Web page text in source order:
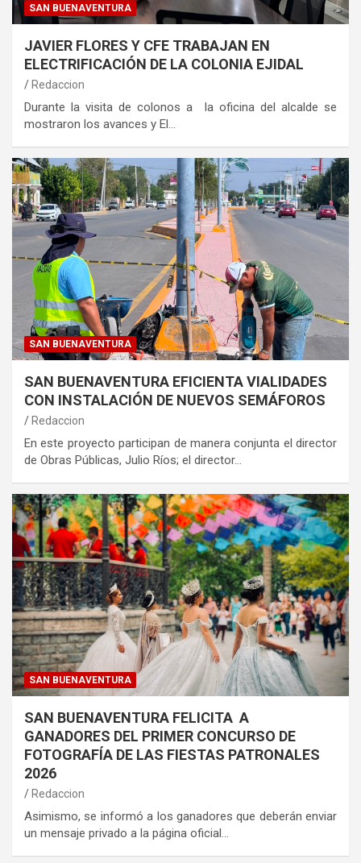
SAN BUENAVENTURA
JAVIER FLORES Y CFE TRABAJAN EN
ELECTRIFICACIÓN DE LA COLONIA EJIDAL
Redaccion
Durante la visita de colonos a la oficina del alcalde se
mostraron los avances y El…
SAN BUENAVENTURA
SAN BUENAVENTURA EFICIENTA VIALIDADES
CON INSTALACIÓN DE NUEVOS SEMÁFOROS
Redaccion
En este proyecto participan de manera conjunta el director
de Obras Públicas, Julio Ríos; el director…
SAN BUENAVENTURA
SAN BUENAVENTURA FELICITA A
GANADORES DEL PRIMER CONCURSO DE
FOTOGRAFÍA DE LAS FIESTAS PATRONALES
2026
Redaccion
Asimismo, se informó a los ganadores que deberán enviar
un mensaje privado a la página oficial…